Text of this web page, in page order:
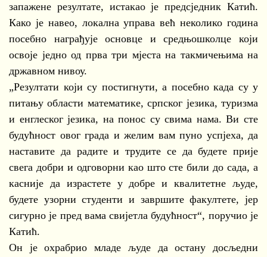
запажене резултате, истакао је предсједник Катић.
Како је навео, локална управа већ неколико година
посебно награђује основце и средњошколце који
освоје једно од прва три мјеста на такмичењима на
државном нивоу.
„Резултати који су постигнути, а посебно када су у
питању области математике, српског језика, туризма
и енглеског језика, на понос су свима нама. Ви сте
будућност овог града и желим вам пуно успјеха, да
наставите да радите и трудите се да будете прије
свега добри и одговорни као што сте били до сада, а
касније да израстете у добре и квалитетне људе,
будете узорни студенти и завршите факултете, јер
сигурно је пред вама свијетла будућност“, поручио је
Катић.
Он је охрабрио младе људе да остану досљедни